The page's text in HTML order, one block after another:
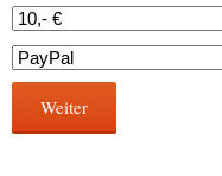
Weiter